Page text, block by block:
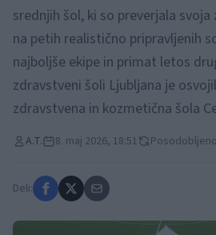
srednjih šol, ki so preverjala svoja
na petih realistično pripravljenih
najboljše ekipe in primat letos
zdravstveni šoli Ljubljana je
zdravstvena in kozmetična šola
A.T. 8. maj 2026, 18:51
Deli: